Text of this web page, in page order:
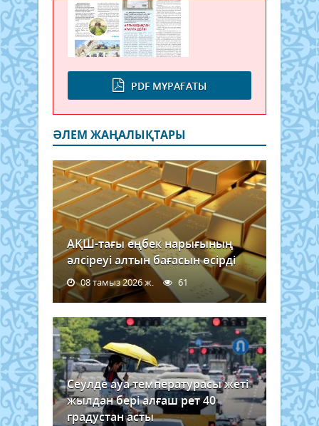
PDF МҰРАҒАТЫ
ӘЛЕМ ЖАҢАЛЫҚТАРЫ
АҚШ-тағы еңбек нарығының
әлсіреуі алтын бағасын өсірді
08 тамыз 2026 ж. 61
Сеулде ауа температурасы жеті
жылдан бері алғаш рет 40
градустан асты